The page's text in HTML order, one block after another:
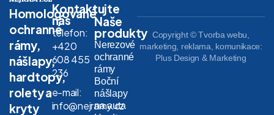
Homologované
ochranné
rámy,
nášlapy,
hardtopy,
rolety a
kryty
Kontaktujte
nás
telefon:
+420
608 455
236
e-mail:
info@nejramy.cz
Naše
produkty
Nerezové
ochranné
rámy
Boční
nášlapy
na auta
Copyright © Tvorba webu,
marketing, reklama, komunikace:
Plus Design & Marketing